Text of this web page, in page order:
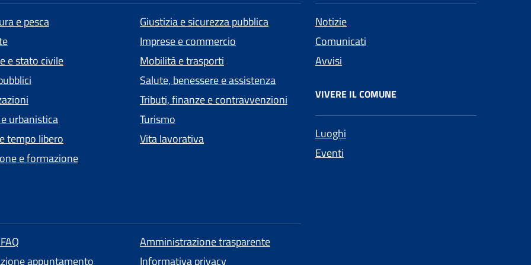
e pesca
e stato civile
urbanistica
tempo libero
e formazione
Giustizia e sicurezza pubblica
Imprese e commercio
Mobilità e trasporti
Salute, benessere e assistenza
Tributi, finanze e contravvenzioni
Turismo
Vita lavorativa
Notizie
Comunicati
Avvisi
VIVERE IL COMUNE
Luoghi
Eventi
appuntamento
Amministrazione trasparente
Informativa privacy